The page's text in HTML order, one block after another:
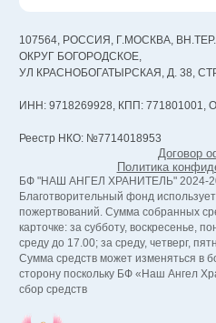
107564, РОССИЯ, Г.МОСКВА,
ОКРУГ БОГОРОДСКОЕ,
УЛ КРАСНОБОГАТЫРСКАЯ, Д. 38,
ИНН: 9718269928, КПП: 771801001,
Реестр НКО: №7714018953
Договор
Политика
БФ "НАШ АНГЕЛ ХРАНИТЕЛЬ" 2024-
Благотворительный фонд
пожертвований. Сумма собранных
карточке: за субботу, воскресенье,
среду до 17.00; за среду, четверг,
Сумма средств может изменяться в
сторону поскольку БФ «Наш Ангел
сбор средств